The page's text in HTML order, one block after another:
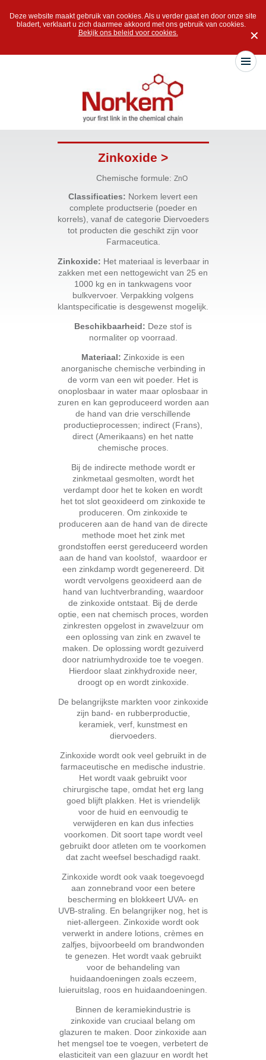
Deze website maakt gebruik van cookies. Als u verder gaat en door onze site
bladert, verklaart u zich daarmee akkoord met ons gebruik van cookies.
Bekijk ons beleid voor cookies.
✕
Zinkoxide >
Chemische formule: ZnO
Classificaties: Norkem levert een
complete productserie (poeder en
korrels), vanaf de categorie Diervoeders
tot producten die geschikt zijn voor
Farmaceutica.
Zinkoxide: Het materiaal is leverbaar in
zakken met een nettogewicht van 25 en
1000 kg en in tankwagens voor
bulkvervoer. Verpakking volgens
klantspecificatie is desgewenst mogelijk.
Beschikbaarheid: Deze stof is
normaliter op voorraad.
Materiaal: Zinkoxide is een
anorganische chemische verbinding in
de vorm van een wit poeder. Het is
onoplosbaar in water maar oplosbaar in
zuren en kan geproduceerd worden aan
de hand van drie verschillende
productieprocessen; indirect (Frans),
direct (Amerikaans) en het natte
chemische proces.
Bij de indirecte methode wordt er
zinkmetaal gesmolten, wordt het
verdampt door het te koken en wordt
het tot slot geoxideerd om zinkoxide te
produceren. Om zinkoxide te
produceren aan de hand van de directe
methode moet het zink met
grondstoffen eerst gereduceerd worden
aan de hand van koolstof, waardoor er
een zinkdamp wordt gegenereerd. Dit
wordt vervolgens geoxideerd aan de
hand van luchtverbranding, waardoor
de zinkoxide ontstaat. Bij de derde
optie, een nat chemisch proces, worden
zinkresten opgelost in zwavelzuur om
een oplossing van zink en zwavel te
maken. De oplossing wordt gezuiverd
door natriumhydroxide toe te voegen.
Hierdoor slaat zinkhydroxide neer,
droogt op en wordt zinkoxide.
De belangrijkste markten voor zinkoxide
zijn band- en rubberproductie,
keramiek, verf, kunstmest en
diervoeders.
Zinkoxide wordt ook veel gebruikt in de
farmaceutische en medische industrie.
Het wordt vaak gebruikt voor
chirurgische tape, omdat het erg lang
goed blijft plakken. Het is vriendelijk
voor de huid en eenvoudig te
verwijderen en kan dus infecties
voorkomen. Dit soort tape wordt veel
gebruikt door atleten om te voorkomen
dat zacht weefsel beschadigd raakt.
Zinkoxide wordt ook vaak toegevoegd
aan zonnebrand voor een betere
bescherming en blokkeert UVA- en
UVB-straling. En belangrijker nog, het is
niet-allergeen. Zinkoxide wordt ook
verwerkt in andere lotions, crèmes en
zalfjes, bijvoorbeeld om brandwonden
te genezen. Het wordt vaak gebruikt
voor de behandeling van
huidaandoeningen zoals eczeem,
luieruitslag, roos en huidaandoeningen.
Binnen de keramiekindustrie is
zinkoxide van cruciaal belang om
glazuren te maken. Door zinkoxide aan
het mengsel toe te voegen, verbetert de
elasticiteit van een glazuur en wordt het